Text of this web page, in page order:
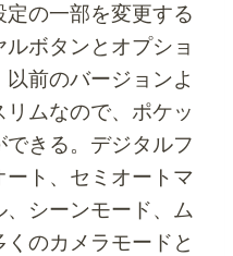
の一部を変更する
ボタンとオプショ
前のバージョンよ
ムなので、ポケッ
できる。デジタルフ
ート、セミオートマ
シーンモード、ム
のカメラモードと